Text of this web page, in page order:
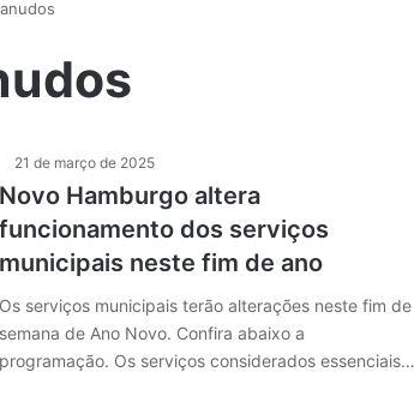
21 de março de 2025
Novo Hamburgo altera
funcionamento dos serviços
municipais neste fim de ano
Os serviços municipais terão alterações neste fim de
semana de Ano Novo. Confira abaixo a
programação. Os serviços considerados essenciais…